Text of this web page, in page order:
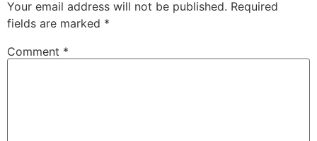
Your email address will not be published. Required
fields are marked *
Comment *